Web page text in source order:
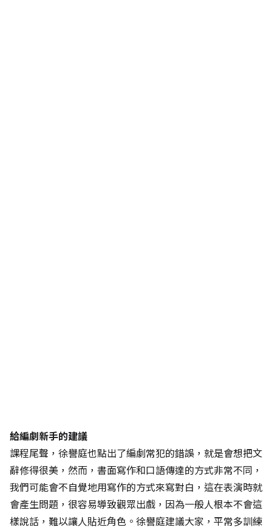
給編劇新手的建議
課程尾聲，徐譽庭也點出了編劇常犯的錯誤，就是會想把文
辭修得很美，然而，書面寫作和口語傳達的方式非常不同，
我們可能會不自覺地用寫作的方式來寫對白，這在表演時就
會產生問題，很容易導致觀眾出戲，因為一般人根本不會這
樣說話，難以讓人貼近角色。徐譽庭建議大家，平常多訓練